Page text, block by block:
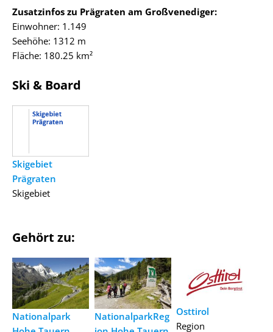
Zusatzinfos zu Prägraten am Großvenediger:
Einwohner: 1.149
Seehöhe: 1312 m
Fläche: 180.25 km²
Ski & Board
Skigebiet
Prägraten
Skigebiet
Gehört zu:
Nationalpark
NationalparkReg
Osttirol
Region